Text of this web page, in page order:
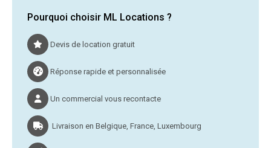
Pourquoi choisir ML Locations ?
Devis de location gratuit
Réponse rapide et personnalisée
Un commercial vous recontacte
Livraison en Belgique, France, Luxembourg